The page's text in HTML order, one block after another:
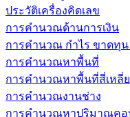
ประวัติเครื่องคิดเลข
การคำนวณด้านการเงิน
การคำนวณ กำไร ขาดทุ
การคำนวณหาพื้นที่
การคำนวณหาพื้นที่สี่เหลี่
การคำนวณงานช่าง
การคำนวณหาปริมาณคอ